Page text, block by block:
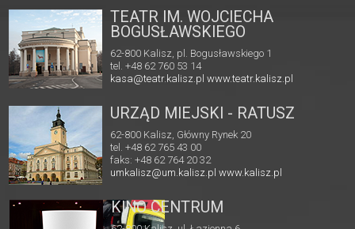
TEATR IM. WOJCIECHA
BOGUSŁAWSKIEGO
62-800 Kalisz, pl. Bogusławskiego 1
tel. +48 62 760 53 14
kasa@teatr.kalisz.pl www.teatr.kalisz.pl
URZĄD MIEJSKI - RATUSZ
62-800 Kalisz, Główny Rynek 20
tel. +48 62 765 43 00
faks: +48 62 764 20 32
umkalisz@um.kalisz.plwww.kalisz.pl
KINO CENTRUM